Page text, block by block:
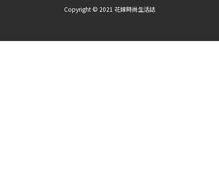
Copyright © 2021 花嫁時尚生活誌